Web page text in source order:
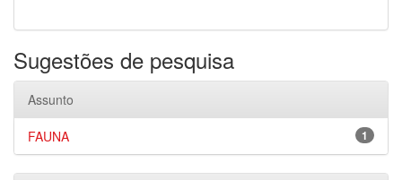
Sugestões de pesquisa
Assunto
1
FAUNA